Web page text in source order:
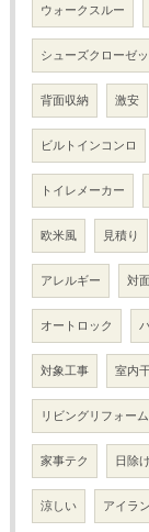
ウォークスルー
シューズクローゼッ
背面収納 激安
ビルトインコンロ
トイレメーカー
欧米風 見積り
アレルギー 対
オートロック
対象工事 室内
リビングリフォーム
家事テク 日除け
涼しい アイラ